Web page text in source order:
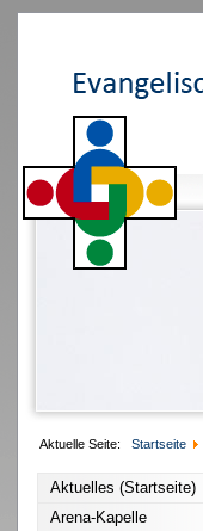
Aktuelle Seite: Startseite
Aktuelles (Startseite)
Arena-Kapelle